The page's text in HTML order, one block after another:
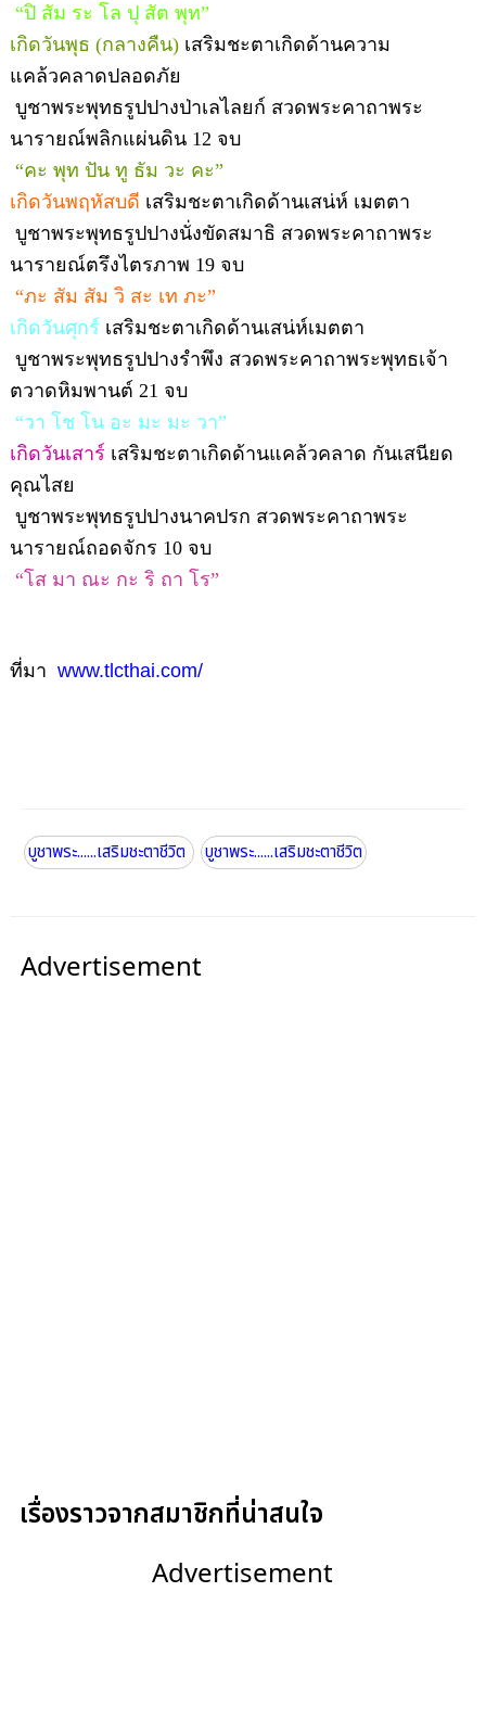
“ปิ สัม ระ โล ปุ สัต พุท”
เกิดวันพุธ (กลางคืน)เสริมชะตาเกิดด้านความ
แคล้วคลาดปลอดภัย
บูชาพระพุทธรูปปางป่าเลไลยก์ สวดพระคาถาพระ
นารายณ์พลิกแผ่นดิน 12 จบ
“คะ พุท ปัน ทู ธัม วะ คะ”
เกิดวันพฤหัสบดี เสริมชะตาเกิดด้านเสน่ห์ เมตตา
บูชาพระพุทธรูปปางนั่งขัดสมาธิ สวดพระคาถาพระ
นารายณ์ตรึงไตรภาพ 19 จบ
“ภะ สัม สัม วิ สะ เท ภะ”
เกิดวันศุกร์ เสริมชะตาเกิดด้านเสน่ห์เมตตา
บูชาพระพุทธรูปปางรำพึง สวดพระคาถาพระพุทธเจ้า
ตวาดหิมพานต์ 21 จบ
“วา โช โน อะ มะ มะ วา”
เกิดวันเสาร์ เสริมชะตาเกิดด้านแคล้วคลาด กันเสนียด
คุณไสย
บูชาพระพุทธรูปปางนาคปรก สวดพระคาถาพระ
นารายณ์ถอดจักร 10 จบ
“โส มา ณะ กะ ริ ถา โร”
ที่มา www.tlcthai.com/
บูชาพระ......เสริมชะตาชีวิต บูชาพระ......เสริมชะตาชีวิต
Advertisement
เรื่องราวจากสมาชิกที่น่าสนใจ
Advertisement